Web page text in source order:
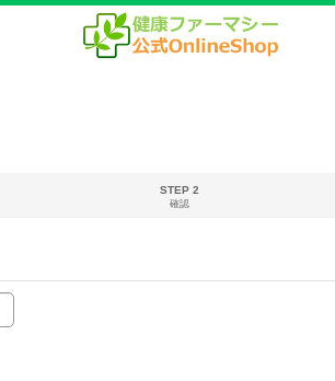
STEP 2
確認